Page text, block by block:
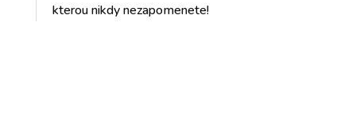
kterou nikdy nezapomenete!